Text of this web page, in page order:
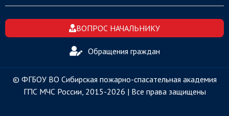
ВОПРОС НАЧАЛЬНИКУ
Обращения граждан
© ФГБОУ ВО Сибирская пожарно-спасательная академия
ГПС МЧС России, 2015-2026 | Все права защищены